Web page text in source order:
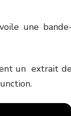
une bande-
un extrait